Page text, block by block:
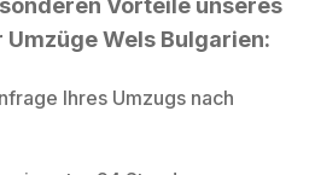
Vorteile unseres
Wels Bulgarien:
Ihres Umzugs nach